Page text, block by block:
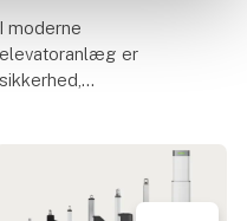
I moderne
elevatoranlæg er
sikkerhed,
nogensinde. Ét af de
mest afgørende